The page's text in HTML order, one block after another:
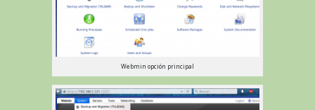
Webmin opción principal